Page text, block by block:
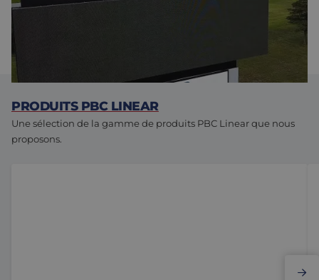
fiabilité inégalées, idéales pour une large gamme
d’applications industrielles. PBC Linear propose également des
PRODUITS PBC LINEAR
Une sélection de la gamme de produits PBC Linear que nous
proposons.